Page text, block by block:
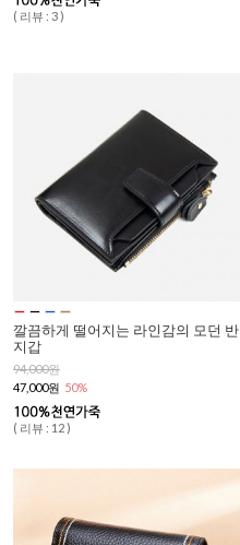
( 리뷰 : 3 )
깔끔하게 떨어지는 라인감의 모던 반
지갑
94,000원
47,000원 50%
( 리뷰 : 12 )